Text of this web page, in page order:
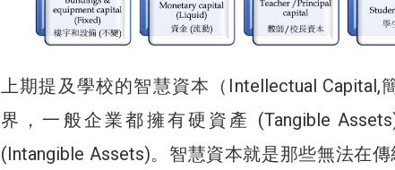
上期提及學校的智慧資本（Intellectual Capital,
界，一般企業都擁有硬資產 (Tangible
(Intangible Assets)。智慧資本就是那些無法在